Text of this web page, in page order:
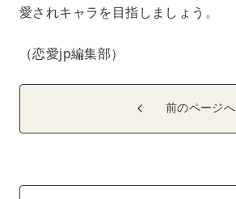
愛されキャラを目指しましょう。
（恋愛jp編集部）
前のページへ